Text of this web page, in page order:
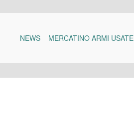
NEWS MERCATINO ARMI USATE